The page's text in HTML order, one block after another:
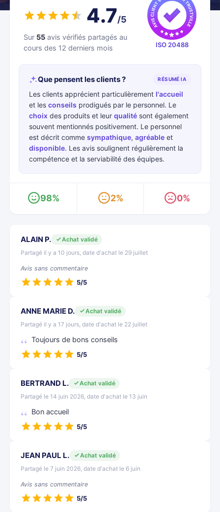
4.7/5
Sur 55 avis vérifiés partagés au
cours des 12 derniers mois
ISO 20488
Que pensent les clients ? RÉSUMÉ IA
Les clients apprécient particulièrement l'accueil
et les conseils prodigués par le personnel. Le
choix des produits et leur qualité sont également
souvent mentionnés positivement. Le personnel
est décrit comme sympathique, agréable et
disponible. Les avis soulignent régulièrement la
compétence et la serviabilité des équipes.
98% 2% 0%
ALAIN P.
Achat validé
Partagé il y a 10 jours, date d'achat le 29 juillet
Avis sans commentaire
5/5
ANNE MARIE D.
Achat validé
Partagé il y a 17 jours, date d'achat le 22 juillet
Toujours de bons conseils
5/5
BERTRAND L.
Achat validé
Partagé le 14 juin 2026, date d'achat le 13 juin
Bon accueil
5/5
JEAN PAUL L.
Achat validé
Partagé le 7 juin 2026, date d'achat le 6 juin
Avis sans commentaire
5/5